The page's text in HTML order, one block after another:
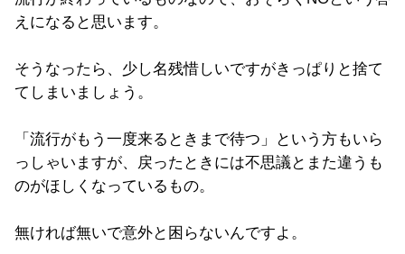
えになると思います。
そうなったら、少し名残惜しいですがきっぱりと捨て
てしまいましょう。
「流行がもう一度来るときまで待つ」という方もいら
っしゃいますが、戻ったときには不思議とまた違うも
のがほしくなっているもの。
無ければ無いで意外と困らないんですよ。